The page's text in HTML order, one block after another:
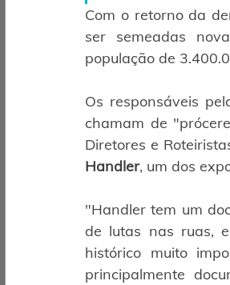
Com o retorno da
ser semeadas
população de
Os responsáveis
chamam de
Diretores e
Handler, um dos
"Handler tem um
de lutas nas ruas,
histórico muito
principalmente